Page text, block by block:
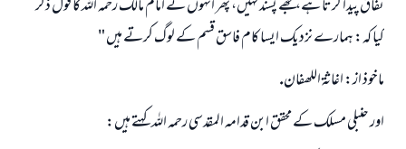
نفاق پيدا كرتا ہے، مجھے پسند نہيں، پھر انہوں نے امام مالك رحمہ اللہ كا قول ذكر
كيا كہ: ہمارے نزديك ايسا كام فاسق قسم كے لوگ كرتے ہيں "
ماخوذ از: اغاثۃ اللھفان.
اور حنبلى مسلك كے محقق ابن قدامہ المقدسى رحمہ اللہ كہتے ہيں: